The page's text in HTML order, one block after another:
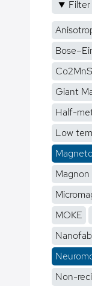
Giant
Half-
Low
MOKE
Non-